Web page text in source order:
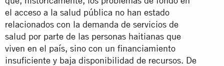
el acceso a la salud pública no han estado
relacionados con la demanda de servicios de
salud por parte de las personas haitianas que
viven en el país, sino con un financiamiento
insuficiente y baja disponibilidad de recursos. De